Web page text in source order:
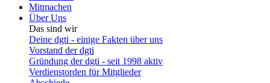
Mitmachen
Über Uns
Das sind wir
Deine dgti - einige Fakten über uns
Vorstand der dgti
Gründung der dgti - seit 1998 aktiv
Verdienstorden für Mitglieder